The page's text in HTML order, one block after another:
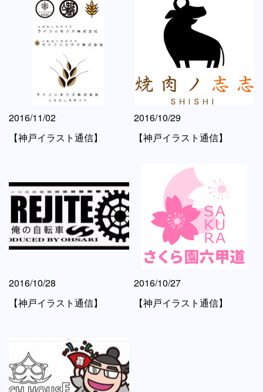
2016/11/02
【神戸イラスト通信】
2016/10/29
【神戸イラスト通信】
2016/10/28
【神戸イラスト通信】
2016/10/27
【神戸イラスト通信】